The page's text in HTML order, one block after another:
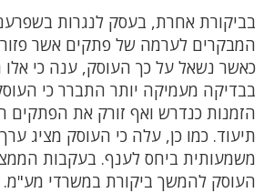
בביקורת אחרת, בעסק לנגרות
המבקרים לערמה של פתקים אשר
כאשר נשאל על כך העוסק, ענה כי אלו
בבדיקה מעמיקה יותר התברר כי
הזמנות כנדרש ואף זורק את הפתקים
תיעוד. כמו כן, עלה כי העוסק מציג
משמעותית ביחס לענף. בעקבות
העוסק להמשך ביקורת במשרדי מע"מ.